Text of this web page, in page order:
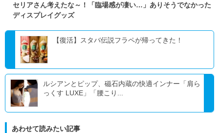
セリアさん考えたな～！「臨場感が凄い…」ありそうでなかった
ディスプレイグッズ
【復活】スタバ伝説フラペが帰ってきた！
ルシアンとピップ、磁石内蔵の快適インナー「肩ら
っくす LUXE」「腰こり...
あわせて読みたい記事